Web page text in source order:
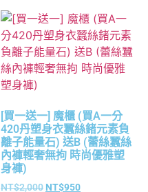
[買一送一] 魔櫃 (買A一分
420丹塑身衣蠶絲鍺元素負
離子能量石) 送B (蕾絲蠶絲
內褲輕奢無拘 時尚優雅塑
身褲)
NT$2,000 NT$950